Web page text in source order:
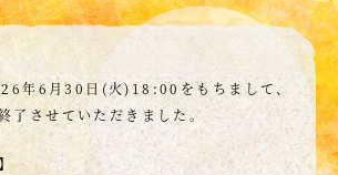
年6月30日(火)18:00をもちまして、
了させていただきました。